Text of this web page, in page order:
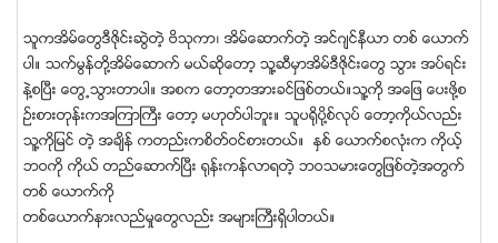
သူကအိမ္ေတြဒီဇိုင္းဆြဲတဲ့ ဗိသုကာ၊ အိမ္ေဆာက္တဲ့ အင္ဂ်င္နီယာ တစ္ ေယာက္
ပါ။ သက္မြန္တို႔အိမ္ေဆာက္ မယ္ဆိုေတာ့ သူ႔ဆီမွာအိမ္ဒီဇိုင္းေတြ သြား အပ္ရင္း
နဲ႔စၿပီး ေတြ႕သြားတာပါ။ အစက ေတာ့တအားခင္ျဖစ္တယ္။သူ႔ကို အေျဖ ေပးဖို႔စ
ဥ္းစားတုန္းကအၾကာႀကီး ေတာ့ မဟုတ္ပါဘူး။ သူပ႐ိုပို႔စ္လုပ္ ေတာ့ကိုယ္လည္း
သူ႔ကိုျမင္ တဲ့ အခ်ိန္ ကတည္းကစိတ္ဝင္စားတယ္။ ႏွစ္ ေယာက္စလုံးက ကိုယ့္
ဘဝကို ကိုယ္ တည္ေဆာက္ၿပီး ႐ုန္းကန္လာရတဲ့ ဘဝသမားေတြျဖစ္တဲ့အတြက္
တစ္ ေယာက္ကို
တစ္ေယာက္နားလည္မႈေတြလည္း အမ်ားႀကီးရွိပါတယ္။